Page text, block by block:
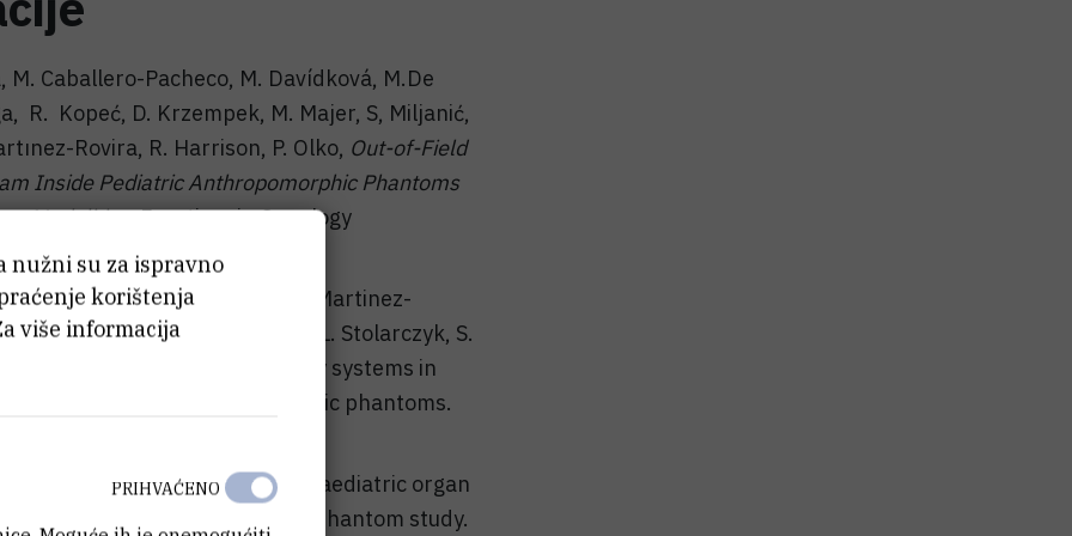
Caballero-Pacheco, M. Davídková, M.De
R. Kopeć, D. Krzempek, M. Majer, S, Miljanić,
Rovira, R. Harrison, P. Olko, Out-of-Field
Inside Pediatric Anthropomorphic Phantoms
Modalities,Frontiers in Oncology
(2022)
De Saint-Hubert, M. Majer, I. Martinez-
O. Ploc, M. Romero-Exposito, L. Stolarczyk, S.
response of passive dosimetry systems in
paediatric anthropomorphic phantoms.
Miljanić, W. Zhuo, Z. Heinrich. Paediatric organ
GK radiosurgery treatment – phantom study.
nužni su za ispravno
korištenja
više informacija
PRIHVAĆENO